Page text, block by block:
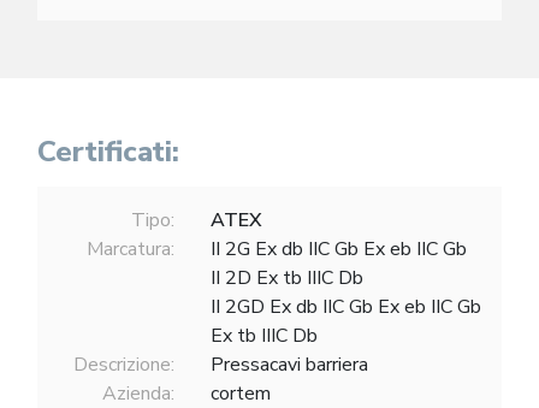
Certificati:
Tipo:
ATEX
Marcatura:
II 2G Ex db IIC Gb Ex eb IIC Gb
II 2D Ex tb IIIC Db
II 2GD Ex db IIC Gb Ex eb IIC Gb
Ex tb IIIC Db
Descrizione:
Pressacavi barriera
Azienda:
cortem